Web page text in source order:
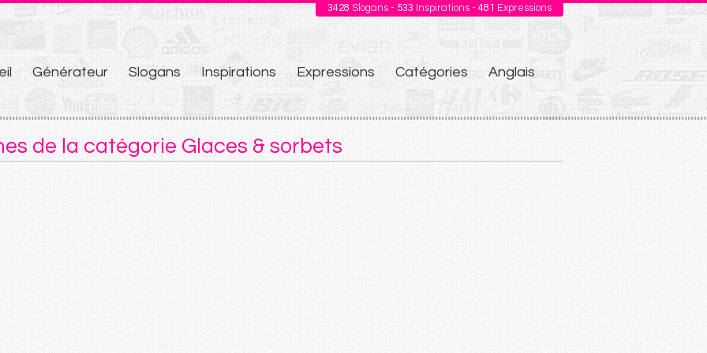
3428 Slogans - 533 Inspirations - 481 Expressions
Générateur Slogans Inspirations Expressions Catégories Anglais
de la catégorie Glaces & sorbets